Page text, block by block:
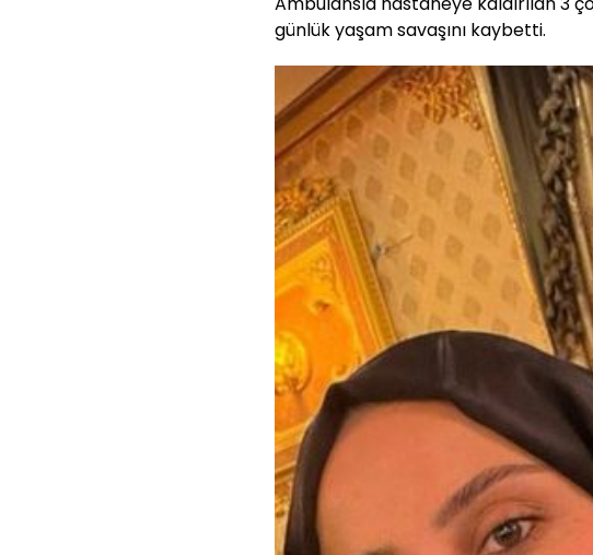
günlük yaşam savaşını kaybetti.